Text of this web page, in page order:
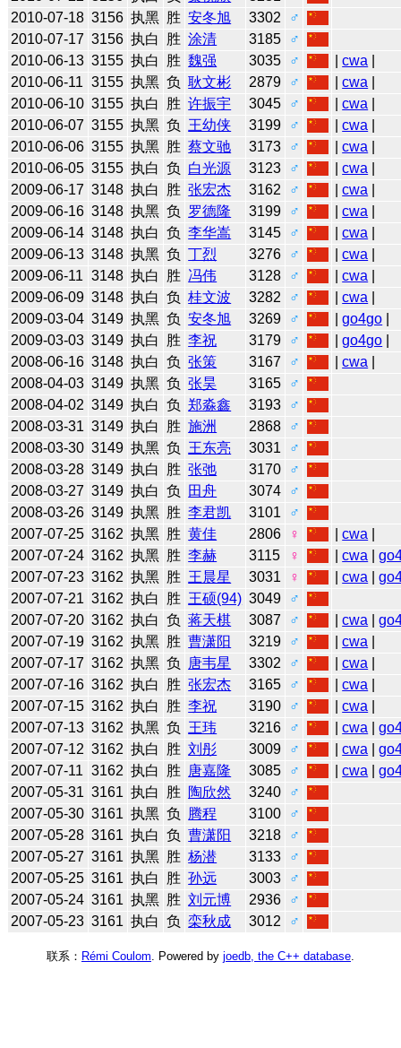
2010-07-18 3156 执黑 胜 安冬旭 3302
♂
2010-07-17 3156 执白 胜 涂清 3185
♂
2010-06-13 3155 执白 胜 魏强 3035 ♂ |cwa
2010-06-11 3155 执黑 负 耿文彬 2879 ♂ |cwa
2010-06-10 3155 执白 胜 许振宇 3045 ♂ |cwa
2010-06-07 3155 执黑 负 王幼侠 3199 ♂ |cwa
2010-06-06 3155 执黑 胜 蔡文驰 3173 ♂ |cwa
2010-06-05 3155 执白 负 白光源 3123 ♂ |cwa
2009-06-17 3148 执白 胜 张宏杰 3162 ♂ |cwa
2009-06-16 3148 执黑 负 罗德隆 3199 ♂ |cwa
2009-06-14 3148 执白 负 李华嵩 3145 ♂ |cwa
2009-06-13 3148 执黑 负 丁烈 3276 ♂ |cwa
2009-06-11 3148 执白 胜 冯伟 3128 ♂ |cwa
2009-06-09 3148 执白 负 桂文波 3282 ♂ |cwa
2009-03-04 3149 执黑 负 安冬旭 3269 ♂ |go4go
2009-03-03 3149 执白 胜 李祝 3179 ♂ |go4go
2008-06-16 3148 执白 负 张策 3167 ♂ |cwa
2008-04-03 3149 执黑 负 张昊 3165
♂
2008-04-02 3149 执白 负 郑淼鑫 3193
♂
2008-03-31 3149 执白 胜 施洲 2868
♂
2008-03-30 3149 执黑 负 王东亮 3031
♂
2008-03-28 3149 执白 胜 张弛 3170
♂
2008-03-27 3149 执白 负 田舟 3074
♂
2008-03-26 3149 执黑 胜 李君凯 3101
♂
2007-07-25 3162 执黑 胜 黄佳 2806 ♀ |cwa
2007-07-24 3162 执黑 胜 李赫 3115 ♀ |cwa |
2007-07-23 3162 执黑 胜 王晨星 3031 ♀ |cwa |
2007-07-21 3162 执白 胜 王硕(94) 3049
♂
2007-07-20 3162 执白 负 蒋天棋 3087 ♂ |cwa |
2007-07-19 3162 执黑 胜 曹潇阳 3219 ♂ |cwa
2007-07-17 3162 执黑 负 唐韦星 3302 ♂ |cwa
2007-07-16 3162 执白 胜 张宏杰 3165 ♂ |cwa
2007-07-15 3162 执白 胜 李祝 3190 ♂ |cwa
2007-07-13 3162 执黑 负 王玮 3216 ♂ |cwa |
2007-07-12 3162 执白 胜 刘彤 3009 ♂ |cwa |
2007-07-11 3162 执白 胜 唐嘉隆 3085 ♂ |cwa |
2007-05-31 3161 执白 胜 陶欣然 3240
♂
2007-05-30 3161 执黑 负 腾程 3100
♂
2007-05-28 3161 执白 负 曹潇阳 3218
♂
2007-05-27 3161 执黑 胜 杨潜 3133
♂
2007-05-25 3161 执白 胜 孙远 3003
♂
2007-05-24 3161 执黑 胜 刘元博 2936
♂
2007-05-23 3161 执白 负 栾秋成 3012 ♂
联系： Rémi Coulom . Powered by joedb, the C++ database